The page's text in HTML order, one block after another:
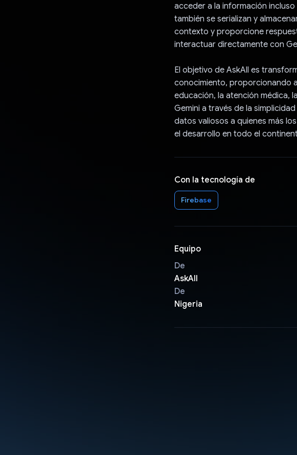
acceder a la información
también se serializan y
contexto y proporcione
interactuar directamente con
El objetivo de AskAll es
conocimiento, proporcionando
educación, la atención médica,
Gemini a través de la
datos valiosos a quienes más
el desarrollo en todo el
Con la tecnología de
Firebase
Equipo
De
AskAll
De
Nigeria